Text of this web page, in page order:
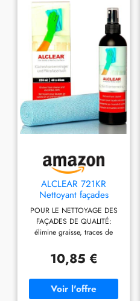
ALCLEAR 721KR
Nettoyant façades
Cuisine 250 ML avec
Chiffon Microfibre
POUR LE NETTOYAGE DES
FAÇADES DE QUALITÉ:
élimine graisse, traces de
traces ni peluches. Pour
façades brillantes, laquées et
salle de bain ou le salon.
Respecte les matériaux
10,85 €